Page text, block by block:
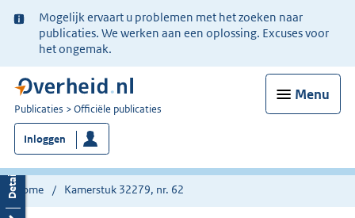
Ter
informatie:
Mogelijk ervaart u problemen met het zoeken naar
publicaties. We werken aan een oplossing. Excuses voor
het ongemak.
Menu
U
bent
nu
hier:
Publicaties Officiële publicaties
Inloggen
Home Kamerstuk 32279, nr. 62